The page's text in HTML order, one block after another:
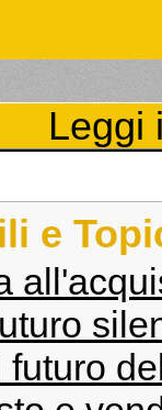
Leggi
e
futuro